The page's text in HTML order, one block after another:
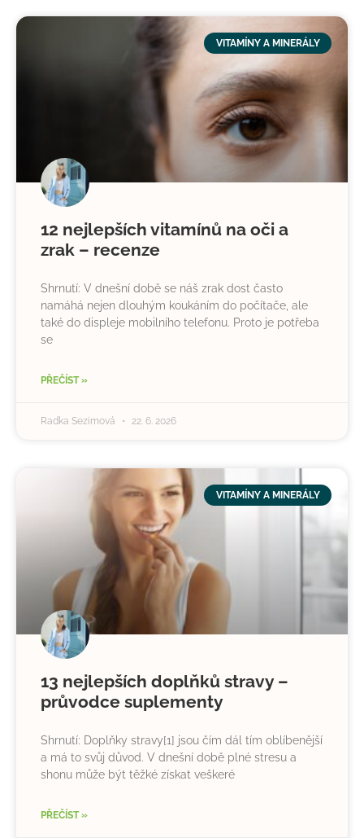
VITAMÍNY A MINERÁLY
12 nejlepších vitamínů na oči a
zrak – recenze
Shrnutí: V dnešní době se náš zrak dost často
namáhá nejen dlouhým koukáním do počítače, ale
také do displeje mobilního telefonu. Proto je potřeba
se
PŘEČÍST »
Radka Sezimová 22. 6. 2026
VITAMÍNY A MINERÁLY
13 nejlepších doplňků stravy –
průvodce suplementy
Shrnutí: Doplňky stravy[1] jsou čím dál tím oblíbenější
a má to svůj důvod. V dnešní době plné stresu a
shonu může být těžké získat veškeré
PŘEČÍST »